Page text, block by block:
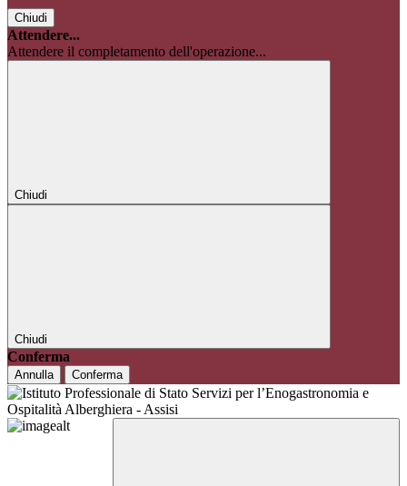
Chiudi
Attendere...
Attendere il completamento dell'operazione...
Chiudi
Chiudi
Conferma
Annulla Conferma